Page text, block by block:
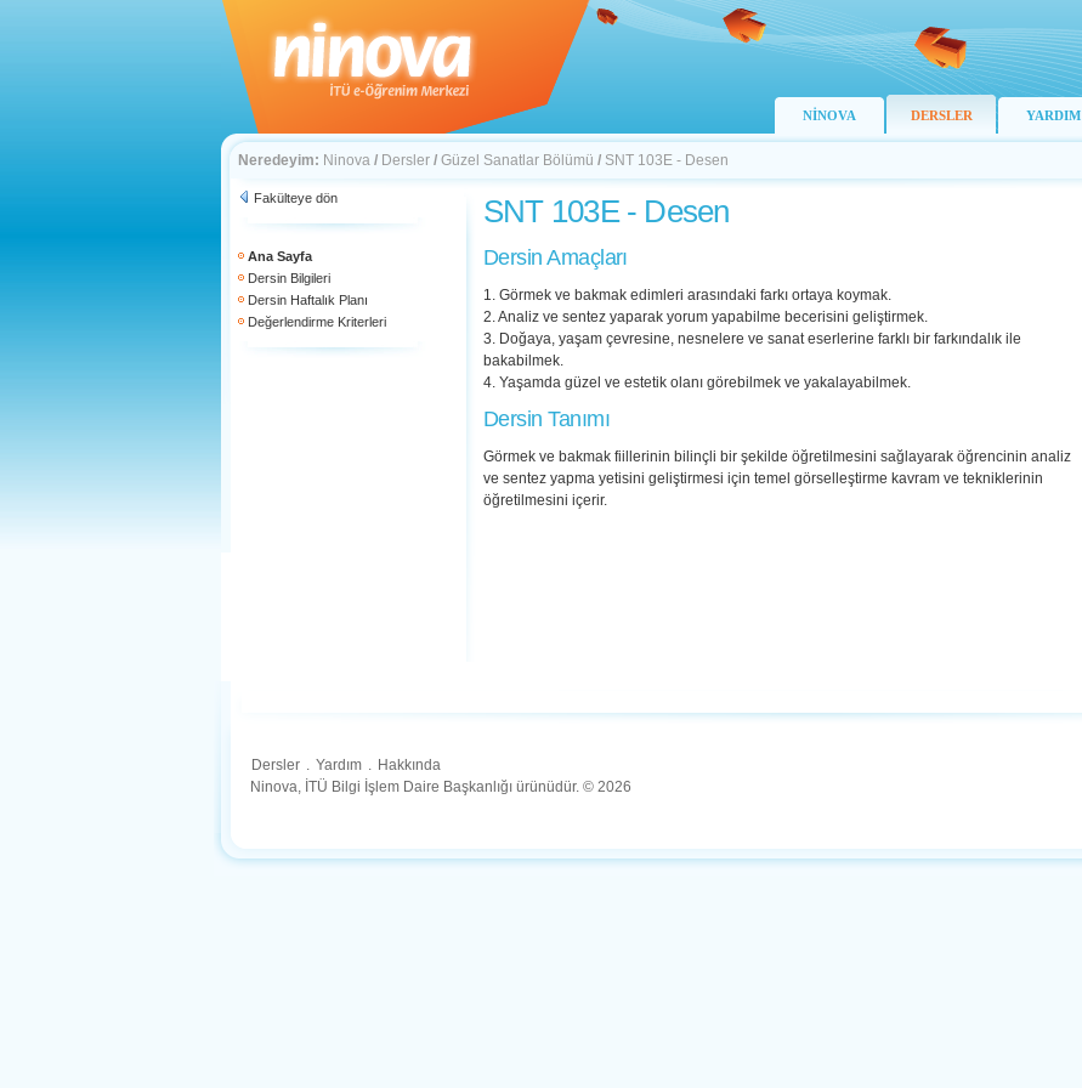
NİNOVA DERSLER YARDIM
Neredeyim: Ninova / Dersler / Güzel Sanatlar Bölümü / SNT 103E - Desen
Fakülteye dön
Ana Sayfa
Dersin Bilgileri
Dersin Haftalık Planı
Değerlendirme Kriterleri
SNT 103E - Desen
Dersin Amaçları
1. Görmek ve bakmak edimleri arasındaki farkı ortaya koymak.
2. Analiz ve sentez yaparak yorum yapabilme becerisini geliştirmek.
3. Doğaya, yaşam çevresine, nesnelere ve sanat eserlerine farklı bir farkındalık ile
bakabilmek.
4. Yaşamda güzel ve estetik olanı görebilmek ve yakalayabilmek.
Dersin Tanımı
Görmek ve bakmak fiillerinin bilinçli bir şekilde öğretilmesini sağlayarak öğrencinin analiz
ve sentez yapma yetisini geliştirmesi için temel görselleştirme kavram ve tekniklerinin
öğretilmesini içerir.
Dersler . Yardım . Hakkında
Ninova, İTÜ Bilgi İşlem Daire Başkanlığı ürünüdür. © 2026